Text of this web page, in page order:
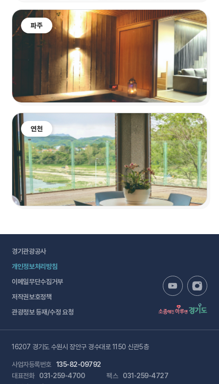
파주
연천
경기관광공사
개인정보처리방침
이메일무단수집거부
저작권보호정책
관광정보 등재/수정 요청
16207 경기도 수원시 장안구 경수대로 1150 신관5층
사업자등록번호
135-82-09792
대표전화
031-259-4700 팩스
031-259-4727